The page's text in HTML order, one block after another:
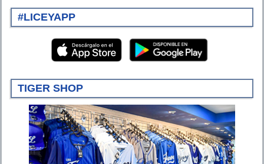
#LICEYAPP
TIGER SHOP